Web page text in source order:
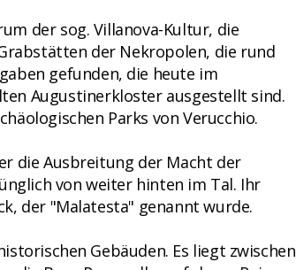
der sog. Villanova-Kultur, die
der Nekropolen, die rund
gefunden, die heute im
Augustinerkloster ausgestellt sind.
Parks von Verucchio.
die Ausbreitung der Macht der
von weiter hinten im Tal. Ihr
der "Malatesta" genannt wurde.
Gebäuden. Es liegt zwischen